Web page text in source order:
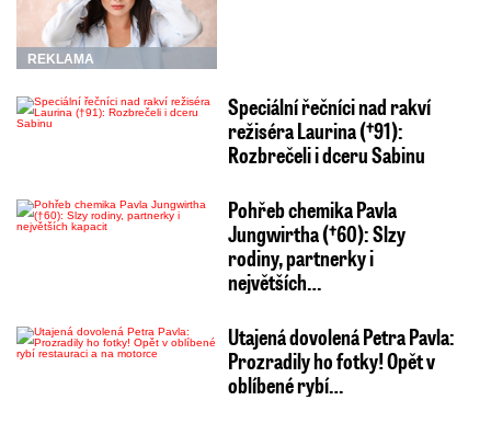
REKLAMA
Speciální řečníci nad rakví
režiséra Laurina (†91):
Rozbrečeli i dceru Sabinu
Pohřeb chemika Pavla
Jungwirtha (†60): Slzy
rodiny, partnerky i
největších…
Utajená dovolená Petra Pavla:
Prozradily ho fotky! Opět v
oblíbené rybí…